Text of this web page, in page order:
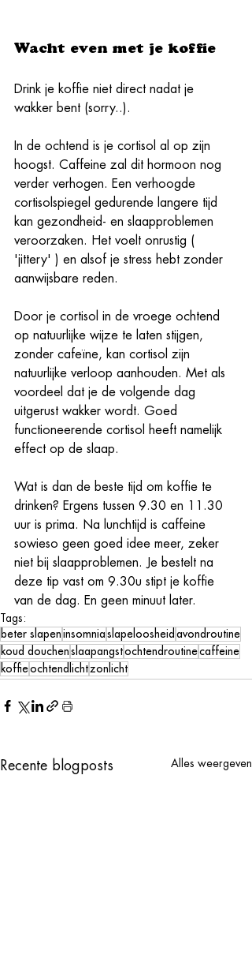
Wacht even met je koffie
Drink je koffie niet direct nadat je
wakker bent (sorry..).
In de ochtend is je cortisol al op zijn
hoogst. Caffeine zal dit hormoon nog
verder verhogen. Een verhoogde
cortisolspiegel gedurende langere tijd
kan gezondheid- en slaapproblemen
veroorzaken. Het voelt onrustig (
'jittery' ) en alsof je stress hebt zonder
aanwijsbare reden.
Door je cortisol in de vroege ochtend
op natuurlijke wijze te laten stijgen,
zonder cafeïne, kan cortisol zijn
natuurlijke verloop aanhouden. Met als
voordeel dat je de volgende dag
uitgerust wakker wordt. Goed
functioneerende cortisol heeft namelijk
effect op de slaap.
Wat is dan de beste tijd om koffie te
drinken? Ergens tussen 9.30 en 11.30
uur is prima. Na lunchtijd is caffeine
sowieso geen goed idee meer, zeker
niet bij slaapproblemen. Je bestelt na
deze tip vast om 9.30u stipt je koffie
van de dag. En geen minuut later.
Tags:
beter slapen insomnia slapeloosheid avondroutine
koud douchen slaapangstochtendroutinecaffeine
koffieochtendlicht zonlicht
Recente blogposts Alles weergeven